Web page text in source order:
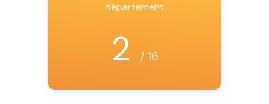
département
2 / 16